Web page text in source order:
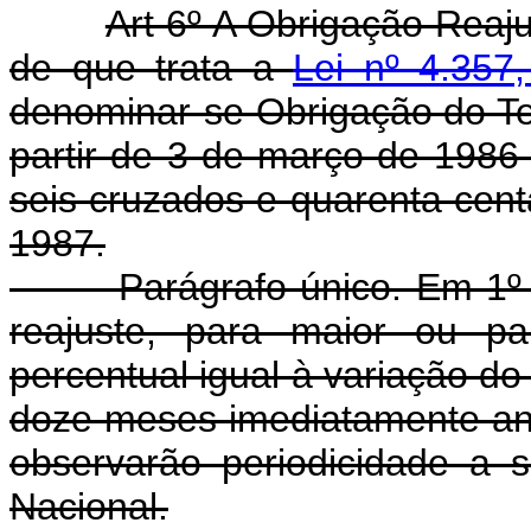
Art 6º A Obrigação
de que trata aLei nº
denominar-se Obrigação do
partir de 3 de março de
seis cruzados e quarenta
1987.
Parágrafo único. Em 1º
reajuste, para maior ou
percentual igual à variação
doze meses imediatamente
observarão periodicidade a
Nacional.